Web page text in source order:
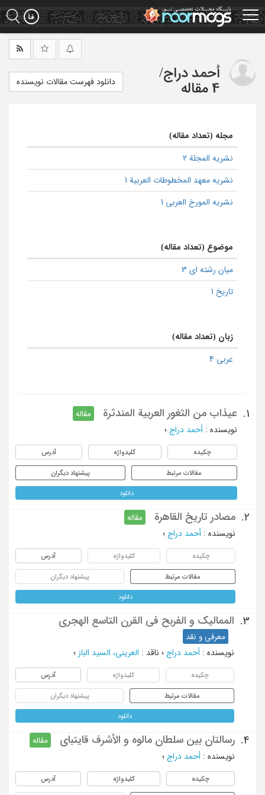
Skip
to
main
أحمد دراج/
4 مقاله
دانلود فهرست مقالات نویسنده
مجله (تعداد مقاله)
نشریه المجلة 2
نشریه معهد المخطوطات العربیة 1
نشریه المورخ العربی 1
موضوع (تعداد مقاله)
میان رشته ای 3
تاریخ 1
زبان (تعداد مقاله)
عربی 4
1. عیذاب من الثغور العربیة المندثرة
مقاله
نویسنده : أحمد دراج ؛
چکیده کلیدواژه آدرس
مقالات مرتبط پیشنهاد دیگران
دانلود
2. مصادر تاریخ القاهرة
مقاله
نویسنده : أحمد دراج ؛
چکیده کلیدواژه آدرس
مقالات مرتبط پیشنهاد دیگران
دانلود
3. الممالیک و الفربح فی القرن التاسع الهجری
معرفی و نقد
نویسنده : أحمد دراج ؛ ناقد : العرینی، السید الباز ؛
چکیده کلیدواژه آدرس
مقالات مرتبط پیشنهاد دیگران
دانلود
4. رسالتان بین سلطان مالوه و الأشرف قایتبای
مقاله
نویسنده : أحمد دراج ؛
چکیده کلیدواژه آدرس